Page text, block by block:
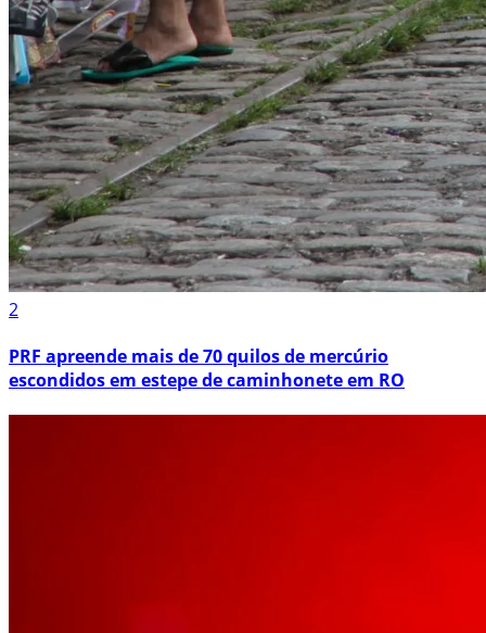
2
PRF apreende mais de 70 quilos de mercúrio
escondidos em estepe de caminhonete em RO